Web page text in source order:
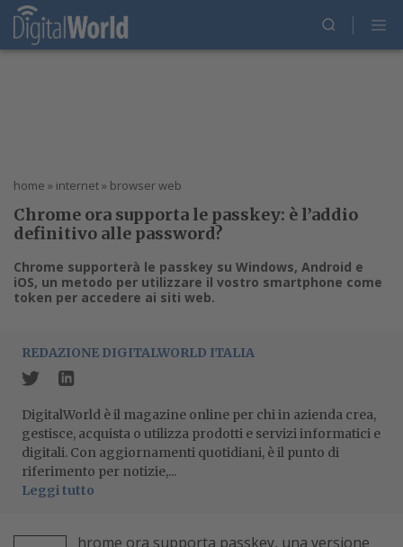
home » internet» browser web
Chrome ora supporta le passkey: è l’addio
definitivo alle password?
Chrome supporterà le passkey su Windows, Android e
iOS, un metodo per utilizzare il vostro smartphone come
token per accedere ai siti web.
REDAZIONE DIGITALWORLD ITALIA
DigitalWorld è il magazine online per chi in azienda crea,
gestisce, acquista o utilizza prodotti e servizi informatici e
digitali. Con aggiornamenti quotidiani, è il punto di
riferimento per notizie,...
Leggi tutto
hrome ora supporta passkey, una versione